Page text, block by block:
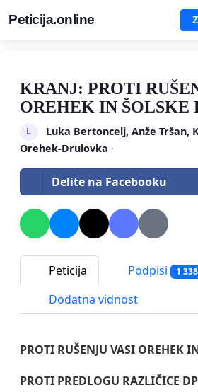
Peticija.online
KRANJ: PROTI
OREHEK IN ŠOLSKE
L
Luka Bertoncelj, Anže Tršan,
Orehek-Drulovka ·
Delite na Facebooku
Peticija Podpisi 1 338
Dodatna vidnost
PROTI RUŠENJU VASI OREHEK
PROTI PREDLOGU RAZLIČICE